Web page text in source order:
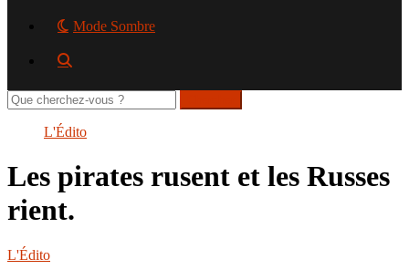
Mode Sombre
Rechercher
sur
L'Édito
Les pirates rusent et les Russes
rient.
L'Édito